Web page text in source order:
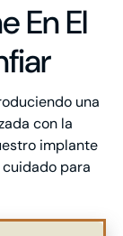
En El
una
con la
implante
para